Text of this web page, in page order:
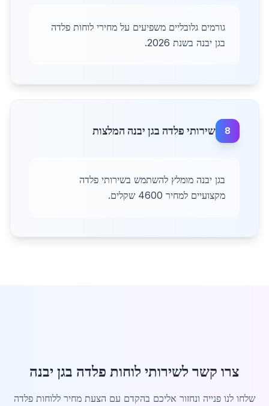
גורמים גלובליים משפיעים על מחירי לוחות פלדה
בגן יבנה בשנת 2026.
8 שירותי פלדה בגן יבנה המלצות
בגן יבנה מומלץ להשתמש בשירותי פלדה
מקצועיים למחיר 4600 שקלים.
צרו קשר לשירותי לוחות פלדה בגן יבנה
שלחו לנו פנייה ונחזור אליכם בהקדם עם הצעת מחיר ללוחות פלדה